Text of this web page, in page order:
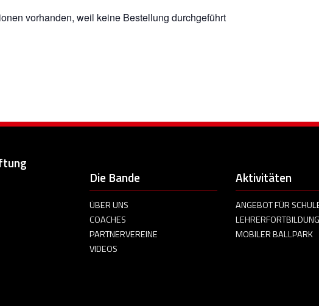
vorhanden, weil keine Bestellung durchgeführt
Die Bande
ÜBER UNS
COACHES
PARTNERVEREINE
VIDEOS
Aktivitäten
ANGEBOT FÜR
LEHRERFORTBILDUNG
MOBILER BALLPARK